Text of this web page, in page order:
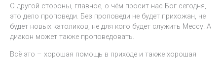
С другой стороны, главное, о чём просит нас Бог сегодня,
это дело проповеди. Без проповеди не будет прихожан, не
будет новых католиков, не для кого будет служить Мессу. А
диакон может также проповедовать.
Всё это – хорошая помощь в приходе и также хорошая